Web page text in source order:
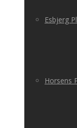
Esbjerg
Horsens